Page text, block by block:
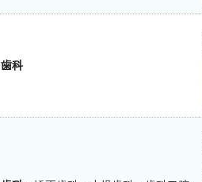
歯科